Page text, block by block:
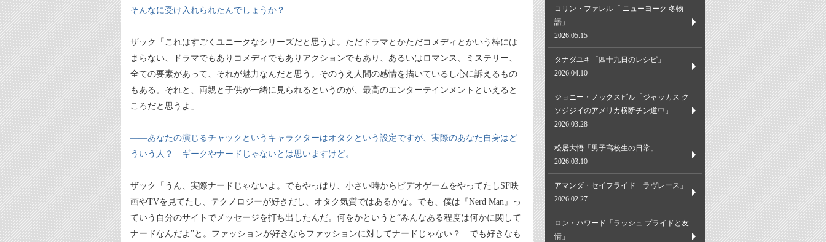
そんなに受け入れられたんでしょうか？
ザック「これはすごくユニークなシリーズだと思うよ。ただドラマとかただコメディとかいう枠には
まらない、ドラマでもありコメディでもありアクションでもあり、あるいはロマンス、ミステリー、
全ての要素があって、それが魅力なんだと思う。そのうえ人間の感情を描いているし心に訴えるもの
もある。それと、両親と子供が一緒に見られるというのが、最高のエンターテインメントといえると
ころだと思うよ」
――あなたの演じるチャックというキャラクターはオタクという設定ですが、実際のあなた自身はど
ういう人？ ギークやナードじゃないとは思いますけど。
ザック「うん、実際ナードじゃないよ。でもやっぱり、小さい時からビデオゲームをやってたしSF映
画やTVを見てたし、テクノロジーが好きだし、オタク気質ではあるかな。でも、僕は『Nerd Man』っ
ていう自分のサイトでメッセージを打ち出したんだ。何をかというと“みんなある程度は何かに関して
ナードなんだよ”と。ファッションが好きならファッションに対してナードじゃない？ でも好きなも
コリン・ファレル「 ニューヨーク 冬物
語」
2026.05.15
タナダユキ「四十九日のレシピ」
2026.04.10
ジョニー・ノックスビル「ジャッカス ク
ソジジイのアメリカ横断チン道中」
2026.03.28
松居大悟「男子高校生の日常」
2026.03.10
アマンダ・セイフライド「ラヴレース」
2026.02.27
ロン・ハワード「ラッシュ プライドと友
情」